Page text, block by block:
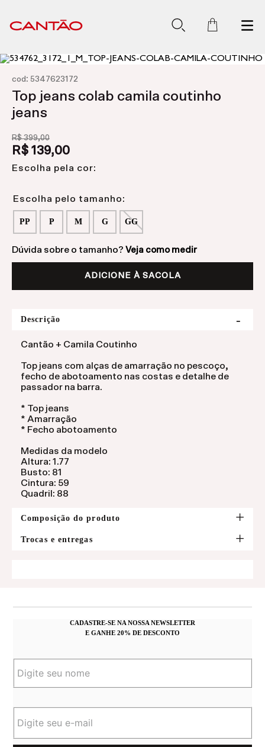
cod : 5347623172
Top jeans colab camila coutinho
jeans
R$ 399,00
R$ 139,00
Escolha pela cor:
PP P M G GG
Dúvida sobre o tamanho? Veja como medir
ADICIONE À SACOLA
Descrição
Cantão + Camila Coutinho
Top jeans com alças de amarração no pescoço,
fecho de abotoamento nas costas e detalhe de
passador na barra.
* Top jeans
* Amarração
* Fecho abotoamento
Medidas da modelo
Altura: 1.77
Busto: 81
Cintura: 59
Quadril: 88
Composição do produto
Trocas e entregas
CADASTRE-SE NA NOSSA NEWSLETTER
E GANHE 20% DE DESCONTO